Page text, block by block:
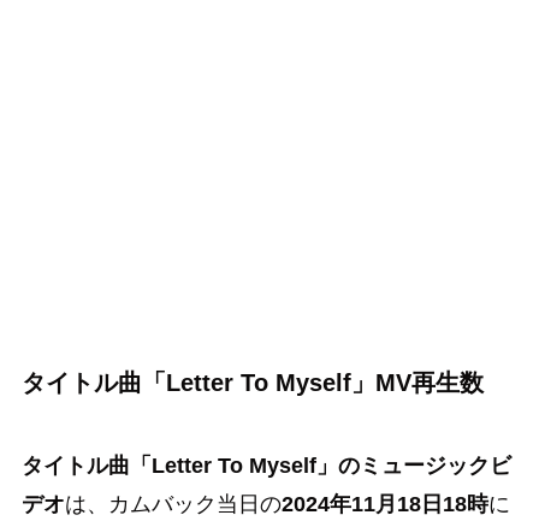
タイトル曲 「Letter To Myself」MV再生数
タイトル曲「Letter To Myself」のミュージックビ
デオは、カムバック当日の2024年11月18日18時に